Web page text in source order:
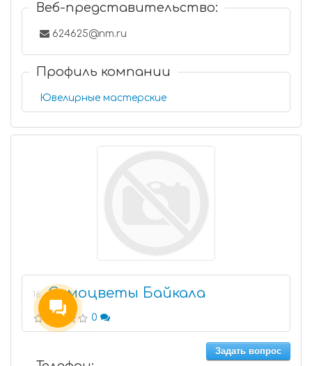
Веб-представительство:
624625@nm.ru
Профиль компании
Ювелирные мастерские
16 Самоцветы Байкала
0
Задать вопрос